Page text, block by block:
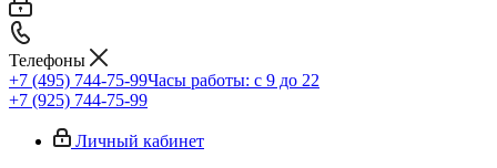
Телефоны
+7 (495) 744-75-99Часы работы: c 9 до 22
+7 (925) 744-75-99
Личный кабинет